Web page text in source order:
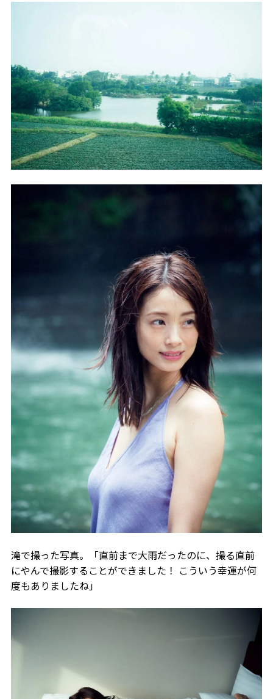
滝で撮った写真。「直前まで大雨だったのに、撮る直前
にやんで撮影することができました！ こういう幸運が何
度もありましたね」